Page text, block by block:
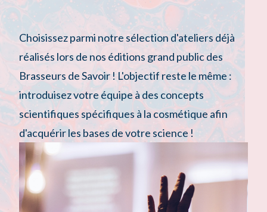
Choisissez parmi notre sélection d'ateliers déjà
réalisés lors de nos éditions grand public des
Brasseurs de Savoir ! L'objectif reste le même :
introduisez votre équipe à des concepts
scientifiques spécifiques à la cosmétique afin
d'acquérir les bases de votre science !